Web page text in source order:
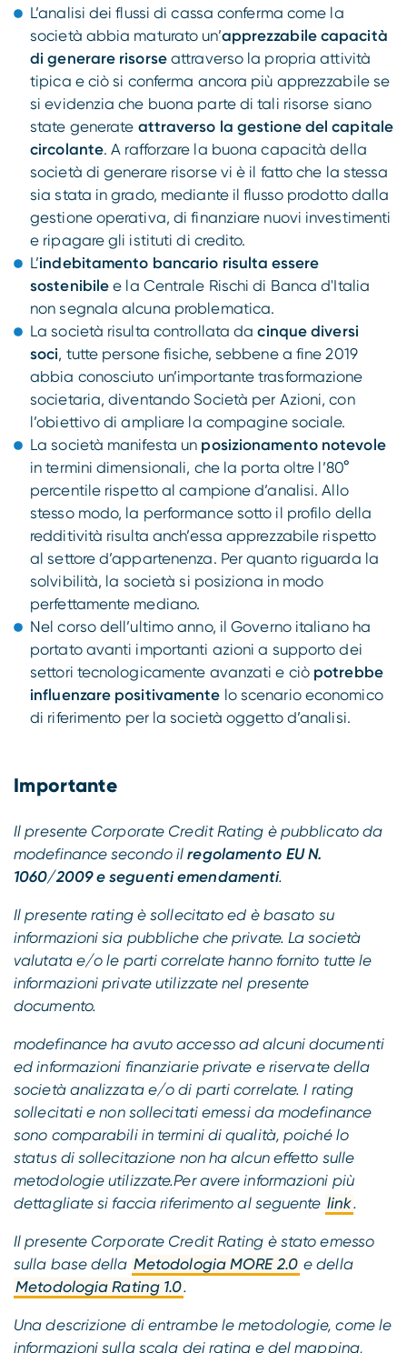
L’analisi dei flussi di cassa conferma come la
società abbia maturato un’apprezzabile capacità
di generare risorseattraverso la propria attività
tipica e ciò si conferma ancora più apprezzabile se
si evidenzia che buona parte di tali risorse siano
state generate attraverso la gestione del capitale
circolante. A rafforzare la buona capacità della
società di generare risorse vi è il fatto che la stessa
sia stata in grado, mediante il flusso prodotto dalla
gestione operativa, di finanziare nuovi investimenti
e ripagare gli istituti di credito.
L’indebitamento bancario risulta essere
sostenibile e la Centrale Rischi di Banca d'Italia
non segnala alcuna problematica.
La società risulta controllata dacinque diversi
soci, tutte persone fisiche, sebbene a fine 2019
abbia conosciuto un’importante trasformazione
societaria, diventando Società per Azioni, con
l’obiettivo di ampliare la compagine sociale.
La società manifesta un posizionamento notevole
in termini dimensionali, che la porta oltre l’80°
percentile rispetto al campione d’analisi. Allo
stesso modo, la performance sotto il profilo della
redditività risulta anch’essa apprezzabile rispetto
al settore d’appartenenza. Per quanto riguarda la
solvibilità, la società si posiziona in modo
perfettamente mediano.
Nel corso dell’ultimo anno, il Governo italiano ha
portato avanti importanti azioni a supporto dei
settori tecnologicamente avanzati e ciò potrebbe
influenzare positivamente lo scenario economico
di riferimento per la società oggetto d’analisi.
Importante
Il presente Corporate Credit Rating è pubblicato da
modefinance secondo ilregolamento EU N.
1060/2009 e seguenti emendamenti.
Il presente rating è sollecitato ed è basato su
informazioni sia pubbliche che private. La società
valutata e/o le parti correlate hanno fornito tutte le
informazioni private utilizzate nel presente
documento.
modefinance ha avuto accesso ad alcuni documenti
ed informazioni finanziarie private e riservate della
società analizzata e/o di parti correlate. I rating
sollecitati e non sollecitati emessi da modefinance
sono comparabili in termini di qualità, poiché lo
status di sollecitazione non ha alcun effetto sulle
metodologie utilizzate.Per avere informazioni più
dettagliate si faccia riferimento al seguente link.
Il presente Corporate Credit Rating è stato emesso
sulla base della Metodologia MORE 2.0 e della
Metodologia Rating 1.0.
Una descrizione di entrambe le metodologie, come le
informazioni sulla scala dei rating e del mapping,